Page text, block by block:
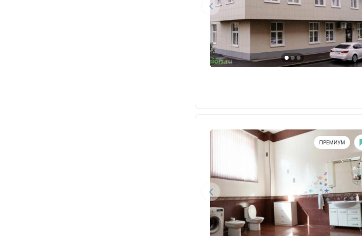
ПРЕМИУМ